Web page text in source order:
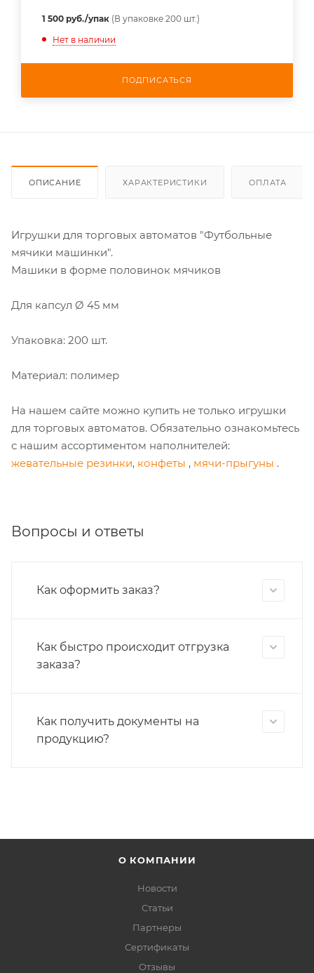
1 500 руб./упак (В упаковке 200 шт.)
Нет в наличии
ПОДПИСАТЬСЯ
ОПИСАНИЕ ХАРАКТЕРИСТИКИ ОПЛАТА
Игрушки для торговых автоматов "Футбольные
мячики машинки".
Машики в форме половинок мячиков
Для капсул Ø 45 мм
Упаковка: 200 шт.
Материал: полимер
На нашем сайте можно купить не только игрушки
для торговых автоматов. Обязательно ознакомьтесь
с нашим ассортиментом наполнителей:
жевательные резинки, конфеты , мячи-прыгуны .
Вопросы и ответы
Как оформить заказ?
Как быстро происходит отгрузка
заказа?
Как получить документы на
продукцию?
О КОМПАНИИ
Новости
Статьи
Партнеры
Сертификаты
Отзывы